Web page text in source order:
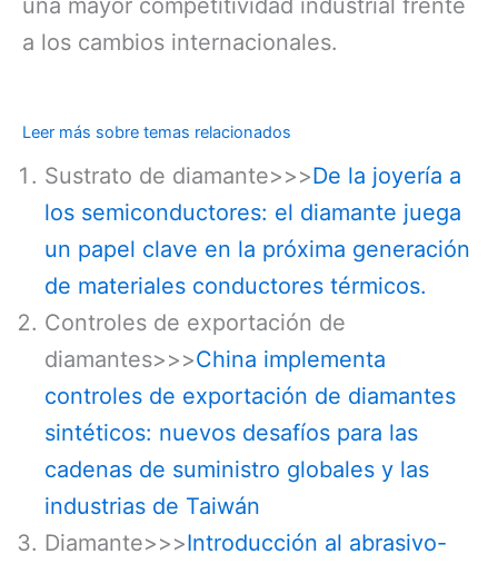
una mayor competitividad industrial frente
a los cambios internacionales.
Leer más sobre temas relacionados
Sustrato de diamante>>>De la joyería a
los semiconductores: el diamante juega
un papel clave en la próxima generación
de materiales conductores térmicos.
Controles de exportación de
diamantes>>>China implementa
controles de exportación de diamantes
sintéticos: nuevos desafíos para las
cadenas de suministro globales y las
industrias de Taiwán
Diamante>>>Introducción al abrasivo-